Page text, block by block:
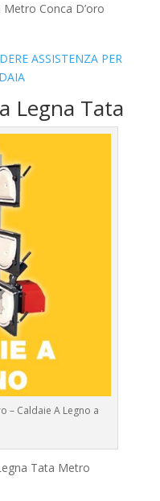
Conca D’oro
ASSISTENZA PER
Legna Tata
– Caldaie A Legno a
Tata Metro